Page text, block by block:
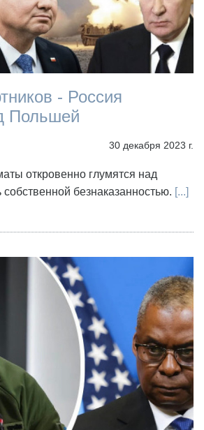
- Россия
Польшей
30 декабря 2023 г.
откровенно глумятся над
безнаказанностью. [...]